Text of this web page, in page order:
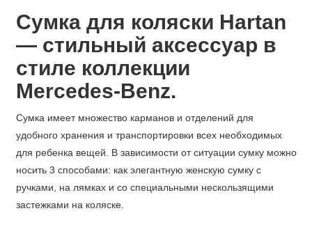
Сумка для коляски Hartan
— стильный аксессуар в
стиле коллекции
Mercedes-Benz.
Сумка имеет множество карманов и отделений для
удобного хранения и транспортировки всех необходимых
для ребенка вещей. В зависимости от ситуации сумку можно
носить 3 способами: как элегантную женскую сумку с
ручками, на лямках и со специальными нескользящими
застежками на коляске.